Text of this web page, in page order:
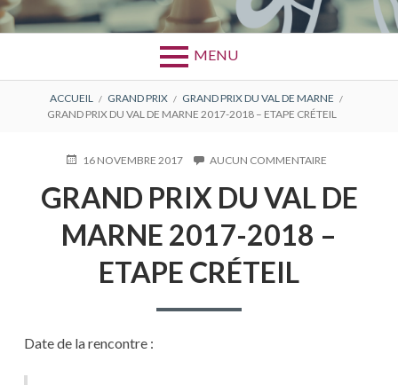
MENU
FILACCUEIL GRAND PRIX
GRAND PRIX DU VAL DE MARNE
GRAND PRIX DU VAL DE MARNE 2017-2018 – ETAPE CRÉTEIL
PUBLIÉ16 NOVEMBRE 2017 AUCUN COMMENTAIRE
PRIX
DU
DE
GRAND PRIX DU VAL DE
MARNE 2017-2018 –
ETAPE CRÉTEIL
Date de la rencontre :